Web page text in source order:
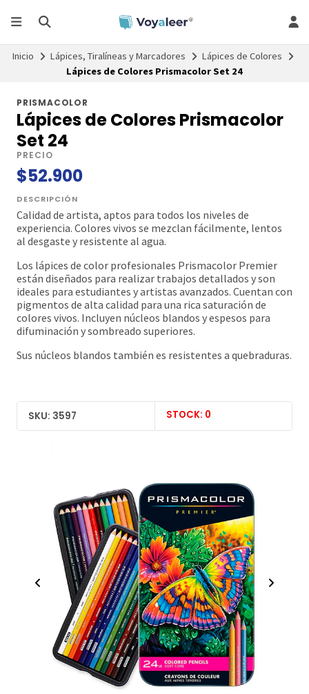
Inicio Lápices, Tiralíneas y Marcadores
Lápices de Colores
Lápices de Colores Prismacolor Set 24
PRISMACOLOR
Lápices de Colores Prismacolor
Set 24
PRECIO
$52.900
DESCRIPCIÓN
Calidad de artista, aptos para todos los niveles de
experiencia. Colores vivos se mezclan fácilmente, lentos
al desgaste y resistente al agua.
Los lápices de color profesionales Prismacolor Premier
están diseñados para realizar trabajos detallados y son
ideales para estudiantes y artistas avanzados. Cuentan con
pigmentos de alta calidad para una rica saturación de
colores vivos. Incluyen núcleos blandos y espesos para
difuminación y sombreado superiores.
Sus núcleos blandos también es resistentes a quebraduras.
SKU: 3597 STOCK: 0